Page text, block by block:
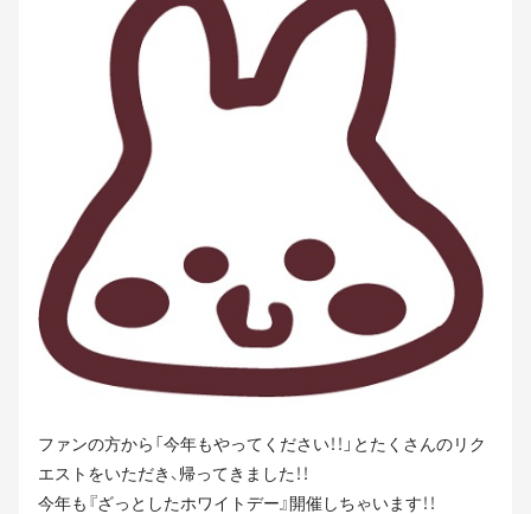
ファンの方から「今年もやってください！！」とたくさんのリク
エストをいただき、帰ってきました！！
今年も『ざっとしたホワイトデー』開催しちゃいます！！